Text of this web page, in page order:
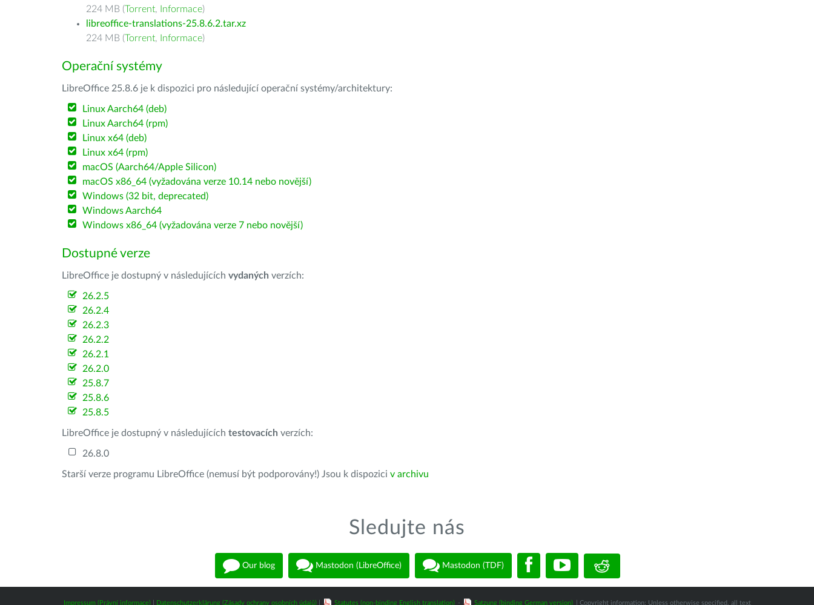
224 MB (Torrent, Informace)
libreoffice-translations-25.8.6.2.tar.xz
224 MB (Torrent, Informace)
Operační systémy
LibreOffice 25.8.6 je k dispozici pro následující operační systémy/architektury:
Linux Aarch64 (deb)
Linux Aarch64 (rpm)
Linux x64 (deb)
Linux x64 (rpm)
macOS (Aarch64/Apple Silicon)
macOS x86_64 (vyžadována verze 10.14 nebo novější)
Windows (32 bit, deprecated)
Windows Aarch64
Windows x86_64 (vyžadována verze 7 nebo novější)
Dostupné verze
LibreOffice je dostupný v následujících vydaných verzích:
26.2.5
26.2.4
26.2.3
26.2.2
26.2.1
26.2.0
25.8.7
25.8.6
25.8.5
LibreOffice je dostupný v následujících testovacích verzích:
26.8.0
Starší verze programu LibreOffice (nemusí být podporovány!) Jsou k dispozici v archivu
Sledujte nás
Our blog Mastodon (LibreOffice) Mastodon (TDF)
Impressum (Právní informace)| Datenschutzerklärung (Zásady ochrany osobních údajů)| Statutes (non-binding English translation) - Satzung (binding German version) | Copyright information: Unless otherwise specified, all text